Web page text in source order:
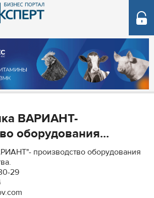
ВАРИАНТ-
оборудования...
производство оборудования
29